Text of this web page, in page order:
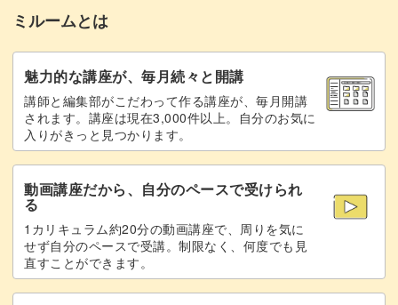
ミルームとは
魅力的な講座が、毎月続々と開講
講師と編集部がこだわって作る講座が、毎月開講
されます。講座は現在3,000件以上。自分のお気に
入りがきっと見つかります。
動画講座だから、自分のペースで受けられ
る
1カリキュラム約20分の動画講座で、周りを気に
せず自分のペースで受講。制限なく、何度でも見
直すことができます。